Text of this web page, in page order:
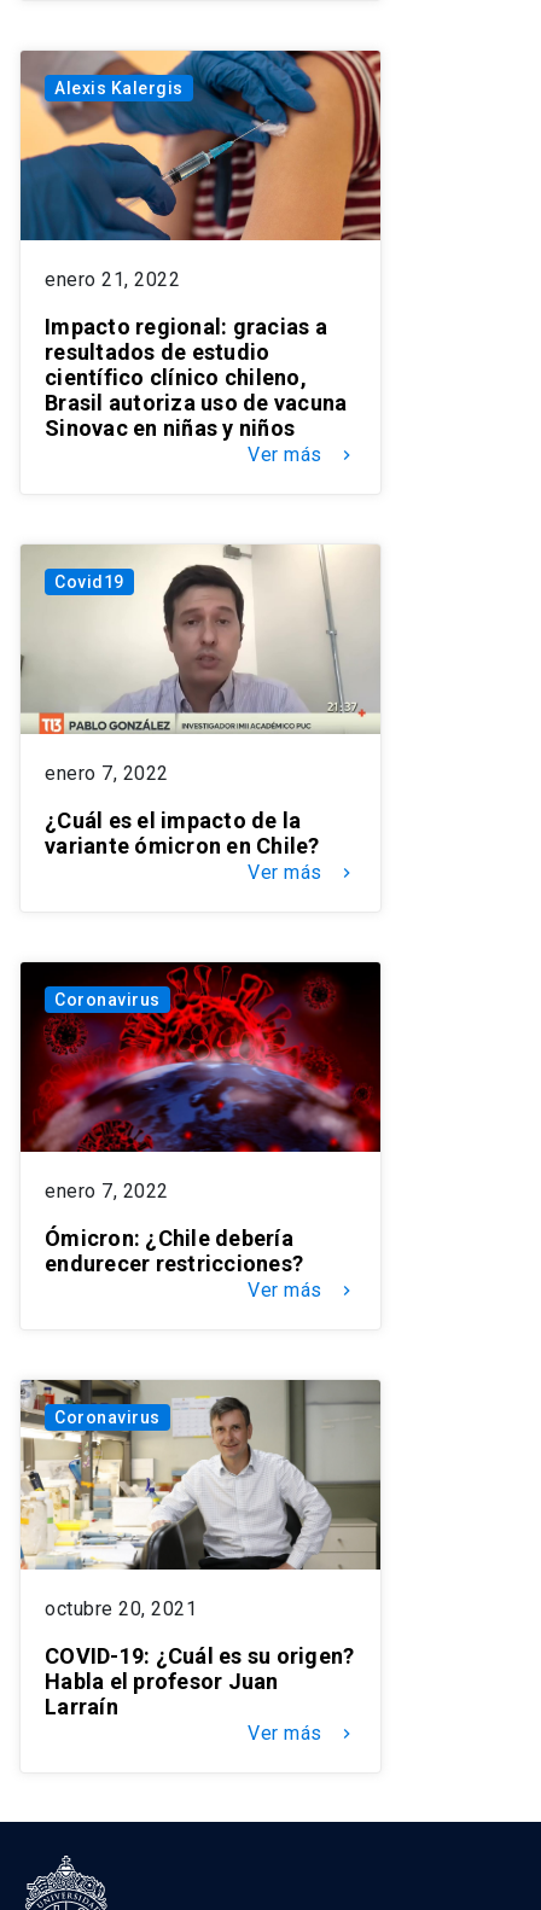
Alexis Kalergis
enero 21, 2022
Impacto regional: gracias a
resultados de estudio
científico clínico chileno,
Brasil autoriza uso de vacuna
Sinovac en niñas y niños
Ver más keyboard_arrow_right
Covid19
enero 7, 2022
¿Cuál es el impacto de la
variante ómicron en Chile?
Ver más keyboard_arrow_right
Coronavirus
enero 7, 2022
Ómicron: ¿Chile debería
endurecer restricciones?
Ver más keyboard_arrow_right
Coronavirus
octubre 20, 2021
COVID-19: ¿Cuál es su origen?
Habla el profesor Juan
Larraín
Ver más keyboard_arrow_right